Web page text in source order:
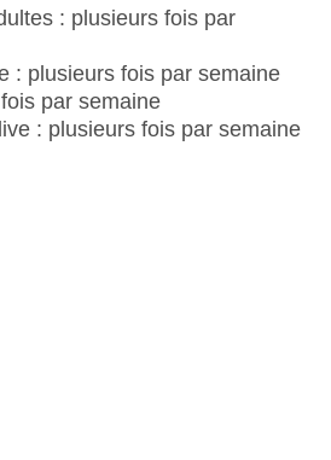
Tennis de table
guidés
cours de tennis, location de
: plusieurs fois par
: plusieurs fois par semaine
par semaine
: plusieurs fois par semaine